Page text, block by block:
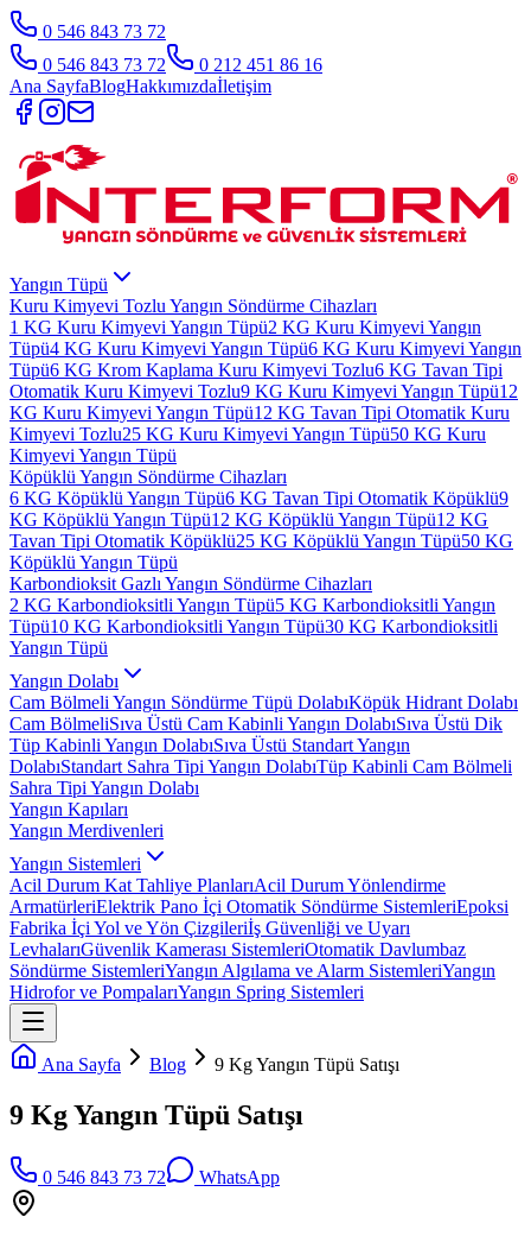
0 546 843 73 72
0 546 843 73 72
0 212 451 86 16
Ana SayfaBlogHakkımızdaİletişim
Yangın Tüpü
Kuru Kimyevi Tozlu Yangın Söndürme Cihazları
1 KG Kuru Kimyevi Yangın Tüpü2 KG Kuru Kimyevi Yangın
Tüpü4 KG Kuru Kimyevi Yangın Tüpü6 KG Kuru Kimyevi Yangın
Tüpü6 KG Krom Kaplama Kuru Kimyevi Tozlu6 KG Tavan Tipi
Otomatik Kuru Kimyevi Tozlu9 KG Kuru Kimyevi Yangın Tüpü12
KG Kuru Kimyevi Yangın Tüpü12 KG Tavan Tipi Otomatik Kuru
Kimyevi Tozlu25 KG Kuru Kimyevi Yangın Tüpü50 KG Kuru
Kimyevi Yangın Tüpü
Köpüklü Yangın Söndürme Cihazları
6 KG Köpüklü Yangın Tüpü6 KG Tavan Tipi Otomatik Köpüklü9
KG Köpüklü Yangın Tüpü12 KG Köpüklü Yangın Tüpü12 KG
Tavan Tipi Otomatik Köpüklü25 KG Köpüklü Yangın Tüpü50 KG
Köpüklü Yangın Tüpü
Karbondioksit Gazlı Yangın Söndürme Cihazları
2 KG Karbondioksitli Yangın Tüpü5 KG Karbondioksitli Yangın
Tüpü10 KG Karbondioksitli Yangın Tüpü30 KG Karbondioksitli
Yangın Tüpü
Yangın Dolabı
Cam Bölmeli Yangın Söndürme Tüpü DolabıKöpük Hidrant Dolabı
Cam BölmeliSıva Üstü Cam Kabinli Yangın DolabıSıva Üstü Dik
Tüp Kabinli Yangın DolabıSıva Üstü Standart Yangın
DolabıStandart Sahra Tipi Yangın DolabıTüp Kabinli Cam Bölmeli
Sahra Tipi Yangın Dolabı
Yangın Kapıları
Yangın Merdivenleri
Yangın Sistemleri
Acil Durum Kat Tahliye PlanlarıAcil Durum Yönlendirme
ArmatürleriElektrik Pano İçi Otomatik Söndürme SistemleriEpoksi
Fabrika İçi Yol ve Yön Çizgileriİş Güvenliği ve Uyarı
LevhalarıGüvenlik Kamerası SistemleriOtomatik Davlumbaz
Söndürme SistemleriYangın Algılama ve Alarm SistemleriYangın
Hidrofor ve PompalarıYangın Spring Sistemleri
Ana Sayfa Blog 9 Kg Yangın Tüpü Satışı
9 Kg Yangın Tüpü Satışı
0 546 843 73 72 WhatsApp